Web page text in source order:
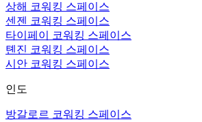
상해 코워킹 스페이스
센젠 코워킹 스페이스
타이페이 코워킹 스페이스
톈진 코워킹 스페이스
시안 코워킹 스페이스
인도
방갈로르 코워킹 스페이스